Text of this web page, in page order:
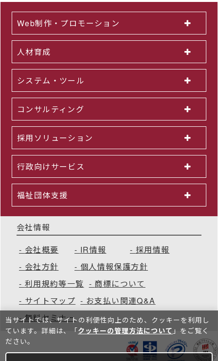
Web制作・プロモーション
人材育成
システム・ツール
コンサルティング
採用ソリューション
行政向けサービス
福祉団体支援
会社情報
会社概要
IR情報
採用情報
会社方針
個人情報保護方針
利用規約等一覧
商標について
サイトマップ
お支払い関連Q&A
無料セミナー
当サイトでは、サイトの利便性向上のため、クッキーを利⽤し
ています。詳細は、「クッキーの管理方法について 」をご覧く
ださい。